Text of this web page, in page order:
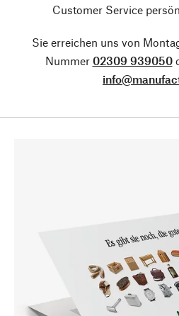
Customer Service
Sie erreichen uns von
Nummer 02309 939050